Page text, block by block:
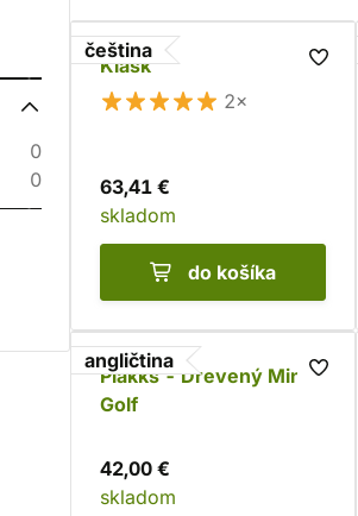
0
0
čeština
Klask
2×
63,41 €
skladom
do košíka
angličtina
Plakks - Drevený Mini
Golf
42,00 €
skladom